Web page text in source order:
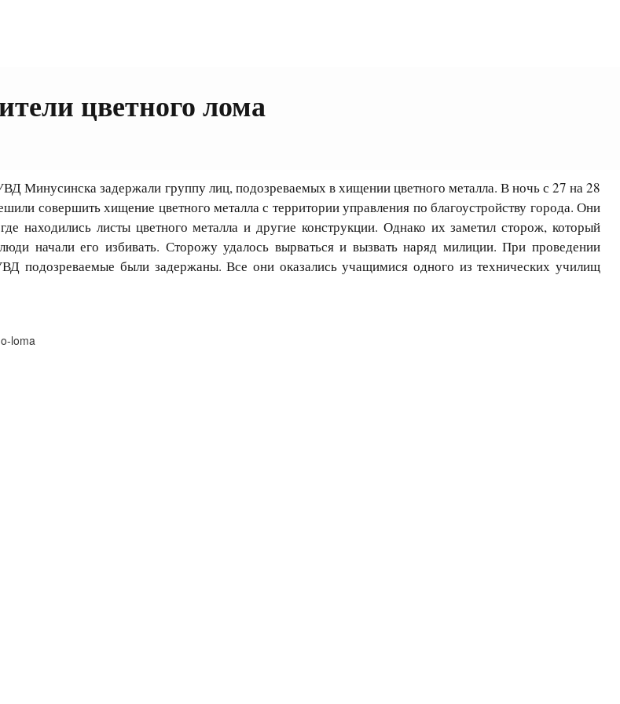
цветного лома
Минусинска задержали группу лиц, подозреваемых в хищении цветного металла. В ночь с 27 на 28
совершить хищение цветного металла с территории управления по благоустройству города. Они
находились листы цветного металла и другие конструкции. Однако их заметил сторож, который
начали его избивать. Сторожу удалось вырваться и вызвать наряд милиции. При проведении
подозреваемые были задержаны. Все они оказались учащимися одного из технических училищ
loma